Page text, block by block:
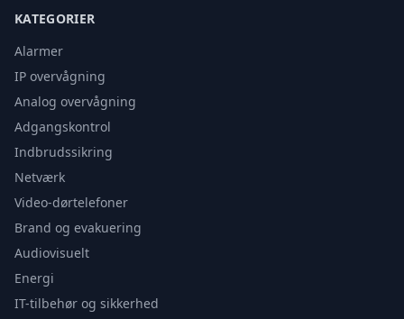
KATEGORIER
Alarmer
IP overvågning
Analog overvågning
Adgangskontrol
Indbrudssikring
Netværk
Video-dørtelefoner
Brand og evakuering
Audiovisuelt
Energi
IT-tilbehør og sikkerhed